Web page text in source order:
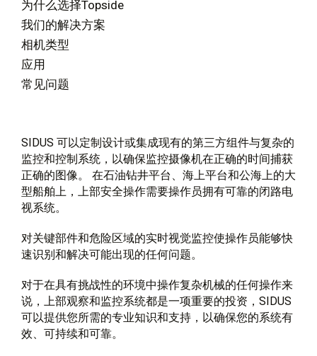
为什么选择Topside
我们的解决方案
相机类型
应用
常见问题
SIDUS 可以定制设计或集成现有的第三方组件与复杂的
监控和控制系统，以确保监控摄像机在正确的时间捕获
正确的图像。 在石油钻井平台、海上平台和公海上的大
型船舶上，上部安全操作需要操作员拥有可靠的闭路电
视系统。
对关键部件和危险区域的实时视觉监控使操作员能够快
速识别和解决可能出现的任何问题。
对于在具有挑战性的环境中操作复杂机械的任何操作来
说，上部观察和监控系统都是一项重要的投资，SIDUS
可以提供您所需的专业知识和支持，以确保您的系统有
效、可持续和可靠。